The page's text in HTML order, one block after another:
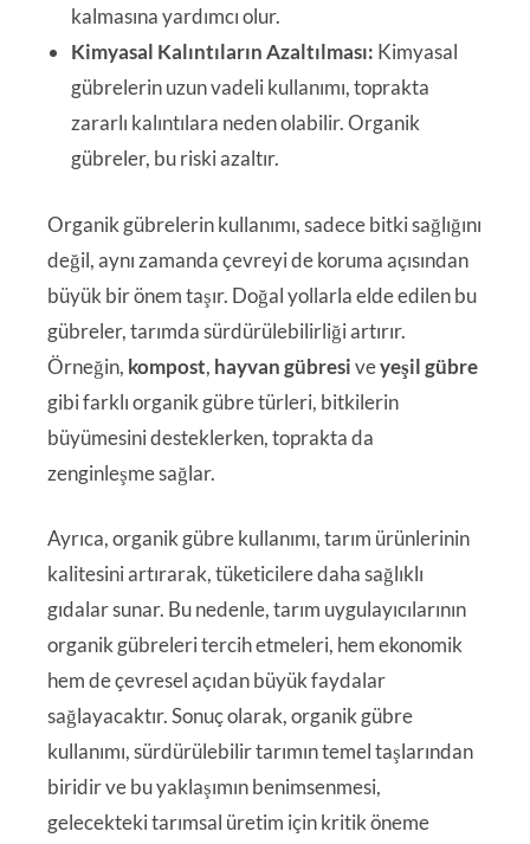
kalmasına yardımcı olur.
Kimyasal Kalıntıların Azaltılması: Kimyasal
gübrelerin uzun vadeli kullanımı, toprakta
zararlı kalıntılara neden olabilir. Organik
gübreler, bu riski azaltır.
Organik gübrelerin kullanımı, sadece bitki sağlığını
değil, aynı zamanda çevreyi de koruma açısından
büyük bir önem taşır. Doğal yollarla elde edilen bu
gübreler, tarımda sürdürülebilirliği artırır.
Örneğin, kompost, hayvan gübresiveyeşil gübre
gibi farklı organik gübre türleri, bitkilerin
büyümesini desteklerken, toprakta da
zenginleşme sağlar.
Ayrıca, organik gübre kullanımı, tarım ürünlerinin
kalitesini artırarak, tüketicilere daha sağlıklı
gıdalar sunar. Bu nedenle, tarım uygulayıcılarının
organik gübreleri tercih etmeleri, hem ekonomik
hem de çevresel açıdan büyük faydalar
sağlayacaktır. Sonuç olarak, organik gübre
kullanımı, sürdürülebilir tarımın temel taşlarından
biridir ve bu yaklaşımın benimsenmesi,
gelecekteki tarımsal üretim için kritik öneme